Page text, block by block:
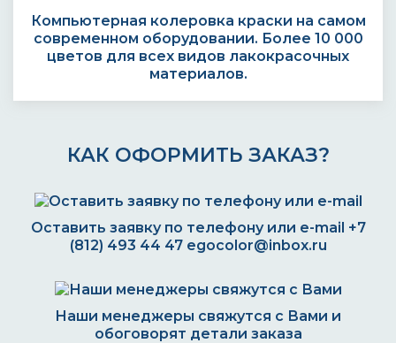
Компьютерная колеровка краски на самом
современном оборудовании. Более 10 000
цветов для всех видов лакокрасочных
материалов.
КАК ОФОРМИТЬ ЗАКАЗ?
Оставить заявку по телефону или e-mail +7
(812) 493 44 47 egocolor@inbox.ru
Наши менеджеры свяжутся с Вами и
обоговорят детали заказа